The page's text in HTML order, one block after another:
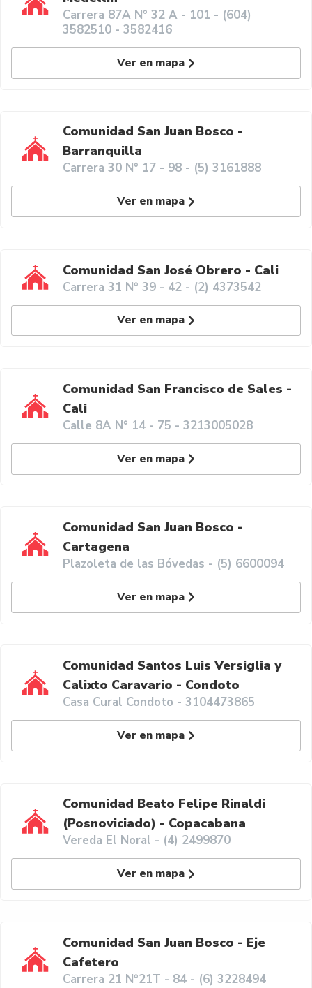
Carrera 87A N° 32 A - 101 - (604)
3582510 - 3582416
Ver en mapa
Comunidad San Juan Bosco -
Barranquilla
Carrera 30 N° 17 - 98 - (5) 3161888
Ver en mapa
Comunidad San José Obrero - Cali
Carrera 31 N° 39 - 42 - (2) 4373542
Ver en mapa
Comunidad San Francisco de Sales -
Cali
Calle 8A N° 14 - 75 - 3213005028
Ver en mapa
Comunidad San Juan Bosco -
Cartagena
Plazoleta de las Bóvedas - (5) 6600094
Ver en mapa
Comunidad Santos Luis Versiglia y
Calixto Caravario - Condoto
Casa Cural Condoto - 3104473865
Ver en mapa
Comunidad Beato Felipe Rinaldi
(Posnoviciado) - Copacabana
Vereda El Noral - (4) 2499870
Ver en mapa
Comunidad San Juan Bosco - Eje
Cafetero
Carrera 21 N°21T - 84 - (6) 3228494